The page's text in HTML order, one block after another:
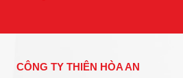
CÔNG TY THIÊN HÒA AN